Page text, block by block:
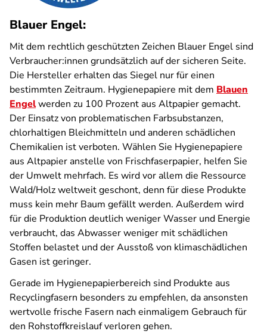
Blauer Engel:
Mit dem rechtlich geschützten Zeichen Blauer Engel sind
Verbraucher:innen grundsätzlich auf der sicheren Seite.
Die Hersteller erhalten das Siegel nur für einen
bestimmten Zeitraum. Hygienepapiere mit dem Blauen
Engelwerden zu 100 Prozent aus Altpapier gemacht.
Der Einsatz von problematischen Farbsubstanzen,
chlorhaltigen Bleichmitteln und anderen schädlichen
Chemikalien ist verboten. Wählen Sie Hygienepapiere
aus Altpapier anstelle von Frischfaserpapier, helfen Sie
der Umwelt mehrfach. Es wird vor allem die Ressource
Wald/Holz weltweit geschont, denn für diese Produkte
muss kein mehr Baum gefällt werden. Außerdem wird
für die Produktion deutlich weniger Wasser und Energie
verbraucht, das Abwasser weniger mit schädlichen
Stoffen belastet und der Ausstoß von klimaschädlichen
Gasen ist geringer.
Gerade im Hygienepapierbereich sind Produkte aus
Recyclingfasern besonders zu empfehlen, da ansonsten
wertvolle frische Fasern nach einmaligem Gebrauch für
den Rohstoffkreislauf verloren gehen.